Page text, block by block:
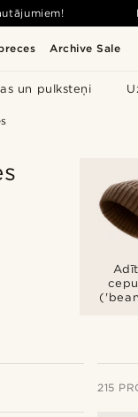
Archive Sale
un pulksteņi
215